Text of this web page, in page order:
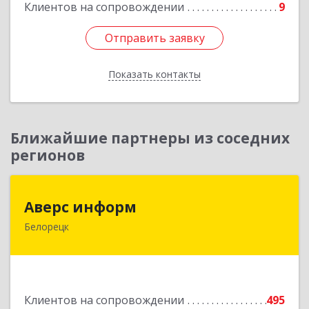
Клиентов на сопровождении 9
Отправить заявку
Показать контакты
Отправить заявку
Назад
Ближайшие партнеры из соседних
регионов
Аверс информ
Белорецк
Клиентов на сопровождении
495
453500, Башкортостан Респ, Белорецкий р-н,
Подробнее